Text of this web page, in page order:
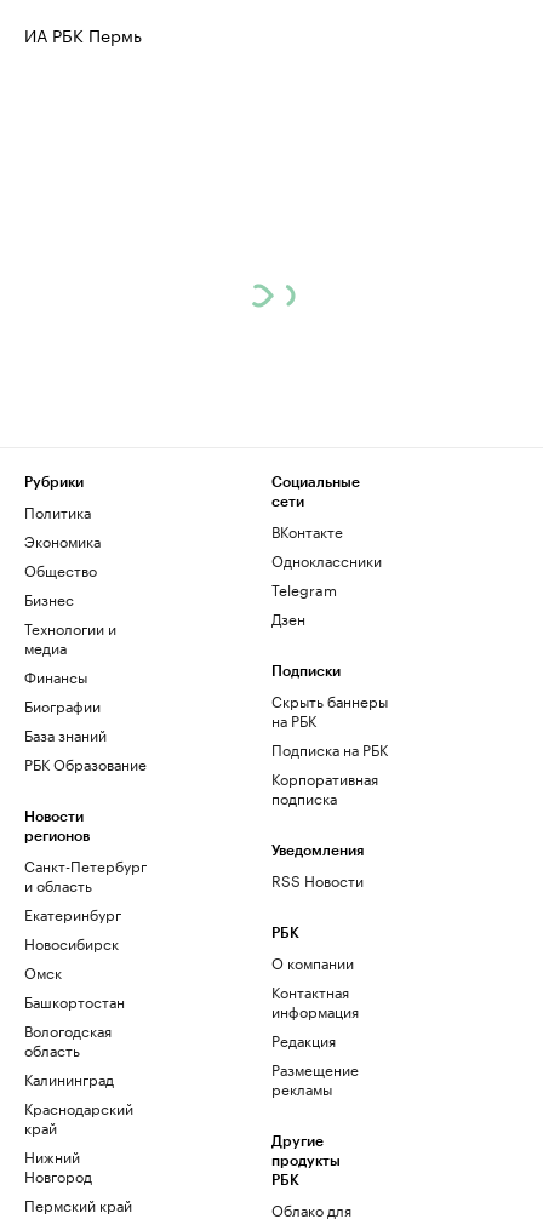
ИА РБК Пермь
Рубрики
Политика
Экономика
Общество
Бизнес
Технологии и
медиа
Финансы
Биографии
База знаний
РБК Образование
Новости
регионов
Санкт-Петербург
и область
Екатеринбург
Новосибирск
Омск
Башкортостан
Вологодская
область
Калининград
Краснодарский
край
Нижний
Новгород
Пермский край
Социальные
сети
ВКонтакте
Одноклассники
Telegram
Дзен
Подписки
Скрыть баннеры
на РБК
Подписка на РБК
Корпоративная
подписка
Уведомления
RSS Новости
РБК
О компании
Контактная
информация
Редакция
Размещение
рекламы
Другие
продукты
РБК
Облако для